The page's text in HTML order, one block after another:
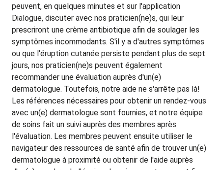
peuvent, en quelques minutes et sur l'application
Dialogue, discuter avec nos praticien(ne)s, qui leur
prescriront une crème antibiotique afin de soulager les
symptômes incommodants. S'il y a d'autres symptômes
ou que l'éruption cutanée persiste pendant plus de sept
jours, nos praticien(ne)s peuvent également
recommander une évaluation auprès d'un(e)
dermatologue. Toutefois, notre aide ne s'arrête pas là!
Les références nécessaires pour obtenir un rendez-vous
avec un(e) dermatologue sont fournies, et notre équipe
de soins fait un suivi auprès des membres après
l'évaluation. Les membres peuvent ensuite utiliser le
navigateur des ressources de santé afin de trouver un(e)
dermatologue à proximité ou obtenir de l'aide auprès